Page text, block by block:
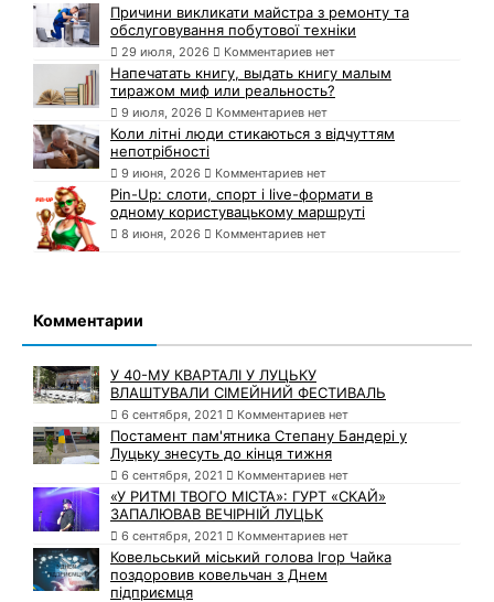
Причини викликати майстра з ремонту та
обслуговування побутової техніки
29 июля, 2026 Комментариев нет
Напечатать книгу, выдать книгу малым
тиражом миф или реальность?
9 июля, 2026 Комментариев нет
Коли літні люди стикаються з відчуттям
непотрібності
9 июня, 2026 Комментариев нет
Pin-Up: слоти, спорт і live-формати в
одному користувацькому маршруті
8 июня, 2026 Комментариев нет
Комментарии
У 40-МУ КВАРТАЛІ У ЛУЦЬКУ
ВЛАШТУВАЛИ СІМЕЙНИЙ ФЕСТИВАЛЬ
6 сентября, 2021 Комментариев нет
Постамент пам'ятника Степану Бандері у
Луцьку знесуть до кінця тижня
6 сентября, 2021 Комментариев нет
«У РИТМІ ТВОГО МІСТА»: ГУРТ «СКАЙ»
ЗАПАЛЮВАВ ВЕЧІРНІЙ ЛУЦЬК
6 сентября, 2021 Комментариев нет
Ковельський міський голова Ігор Чайка
поздоровив ковельчан з Днем
підприємця